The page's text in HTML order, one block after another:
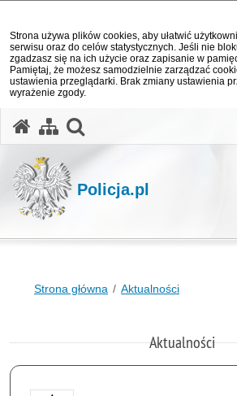
Strona używa plików cookies, aby ułatwić
serwisu oraz do celów statystycznych. Jeśli nie
zgadzasz się na ich użycie oraz zapisanie w
Pamiętaj, że możesz samodzielnie zarządzać
ustawienia przeglądarki. Brak zmiany ustawienia
wyrażenie zgody.
Policja.pl
Strona główna Aktualności
Aktualności